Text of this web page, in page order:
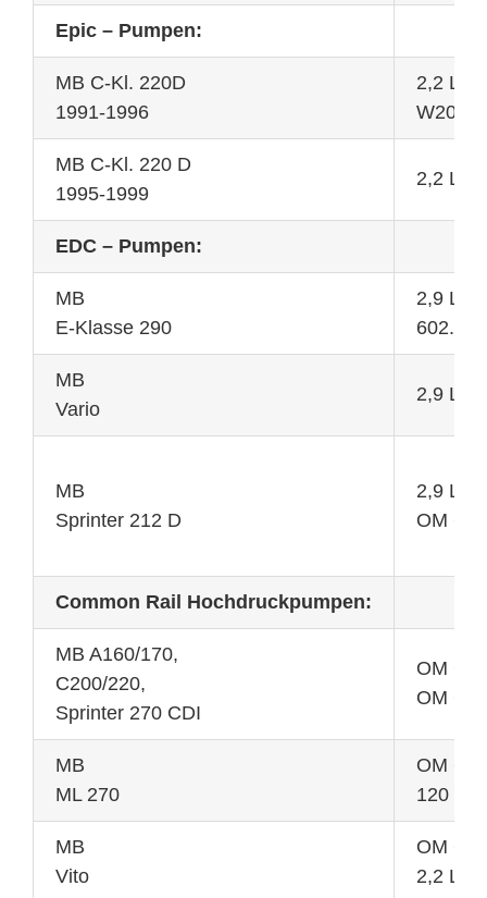
Epic – Pumpen:
MB C-Kl. 220D
1991-1996
2,2 L
W202
MB C-Kl. 220 D
1995-1999
2,2 L
EDC – Pumpen:
MB
E-Klasse 290
2,9 L
602.982
MB
Vario
2,9 L
MB
Sprinter 212 D
2,9 L
OM
Common Rail Hochdruckpumpen:
MB A160/170,
C200/220,
Sprinter 270 CDI
OM 611
OM 608
MB
ML 270
OM
120 KW
MB
Vito
OM
2,2 L